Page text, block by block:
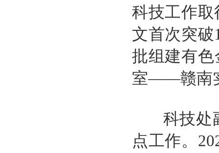
科技工作取
文首次突
批组建有
室——赣南
科技处
点工作。